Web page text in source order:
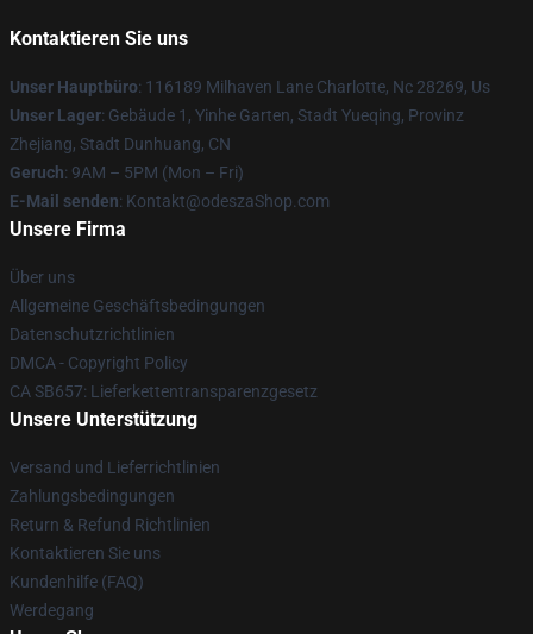
Kontaktieren Sie uns
Unser Hauptbüro: 116189 Milhaven Lane Charlotte, Nc 28269, Us
Unser Lager: Gebäude 1, Yinhe Garten, Stadt Yueqing, Provinz
Zhejiang, Stadt Dunhuang, CN
Geruch: 9AM – 5PM (Mon – Fri)
E-Mail senden: Kontakt@odeszaShop.com
Unsere Firma
Über uns
Allgemeine Geschäftsbedingungen
Datenschutzrichtlinien
DMCA - Copyright Policy
CA SB657: Lieferkettentransparenzgesetz
Unsere Unterstützung
Versand und Lieferrichtlinien
Zahlungsbedingungen
Return & Refund Richtlinien
Kontaktieren Sie uns
Kundenhilfe (FAQ)
Werdegang